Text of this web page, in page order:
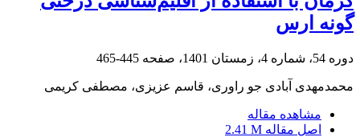
گونه ارس
دوره 54، شماره 4، زمستان 1401، صفحه 445-465
محمدمهدی آبادی جو راوری، قاسم عزیزی، مصطفی کریمی
مشاهده مقاله
اصل مقاله 2.41 M